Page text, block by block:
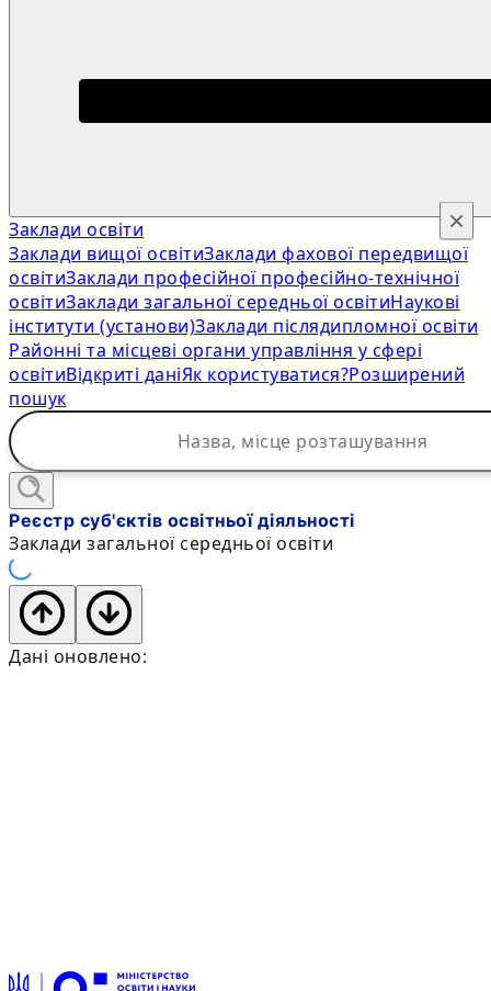
Заклади освіти
Заклади вищої освітиЗаклади фахової передвищої
освітиЗаклади професійної професійно-технічної
освітиЗаклади загальної середньої освітиНаукові
інститути (установи)Заклади післядипломної освіти
Районні та місцеві органи управління у сфері
освітиВідкриті даніЯк користуватися?Розширений
пошук
×
Реєстр суб'єктів освітньої діяльності
Заклади загальної середньої освіти
Дані оновлено: